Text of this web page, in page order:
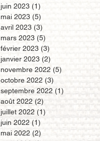
juin 2023 (1)
mai 2023 (5)
avril 2023 (3)
mars 2023 (5)
février 2023 (3)
janvier 2023 (2)
novembre 2022 (5)
octobre 2022 (3)
septembre 2022 (1)
août 2022 (2)
juillet 2022 (1)
juin 2022 (1)
mai 2022 (2)